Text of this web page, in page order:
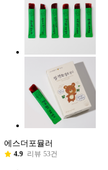
에스더포뮬러
4.9 리뷰 53건